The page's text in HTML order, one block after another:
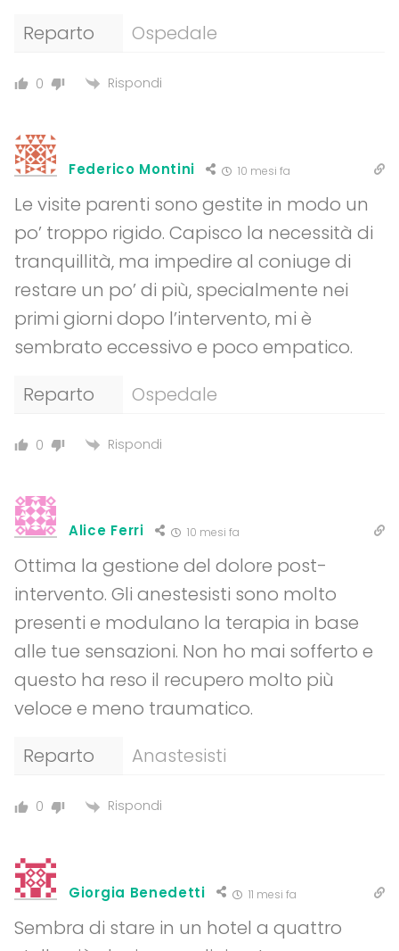
Reparto
Ospedale
0 Rispondi
Federico Montini 10 mesi fa
Le visite parenti sono gestite in modo un
po’ troppo rigido. Capisco la necessità di
tranquillità, ma impedire al coniuge di
restare un po’ di più, specialmente nei
primi giorni dopo l’intervento, mi è
sembrato eccessivo e poco empatico.
Reparto
Ospedale
0 Rispondi
Alice Ferri 10 mesi fa
Ottima la gestione del dolore post-
intervento. Gli anestesisti sono molto
presenti e modulano la terapia in base
alle tue sensazioni. Non ho mai sofferto e
questo ha reso il recupero molto più
veloce e meno traumatico.
Reparto
Anastesisti
0 Rispondi
Giorgia Benedetti 11 mesi fa
Sembra di stare in un hotel a quattro